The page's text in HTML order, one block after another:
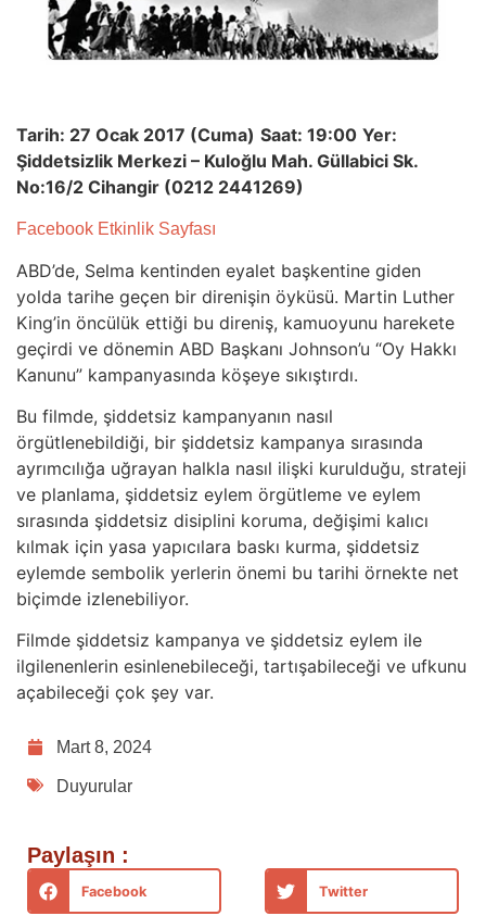
Tarih: 27 Ocak 2017 (Cuma) Saat: 19:00 Yer:
Şiddetsizlik Merkezi – Kuloğlu Mah. Güllabici Sk.
No:16/2 Cihangir (0212 2441269)
Facebook Etkinlik Sayfası
ABD’de, Selma kentinden eyalet başkentine giden
yolda tarihe geçen bir direnişin öyküsü. Martin Luther
King’in öncülük ettiği bu direniş, kamuoyunu harekete
geçirdi ve dönemin ABD Başkanı Johnson’u “Oy Hakkı
Kanunu” kampanyasında köşeye sıkıştırdı.
Bu filmde, şiddetsiz kampanyanın nasıl
örgütlenebildiği, bir şiddetsiz kampanya sırasında
ayrımcılığa uğrayan halkla nasıl ilişki kurulduğu, strateji
ve planlama, şiddetsiz eylem örgütleme ve eylem
sırasında şiddetsiz disiplini koruma, değişimi kalıcı
kılmak için yasa yapıcılara baskı kurma, şiddetsiz
eylemde sembolik yerlerin önemi bu tarihi örnekte net
biçimde izlenebiliyor.
Filmde şiddetsiz kampanya ve şiddetsiz eylem ile
ilgilenenlerin esinlenebileceği, tartışabileceği ve ufkunu
açabileceği çok şey var.
Mart 8, 2024
Duyurular
Paylaşın :
Facebook Twitter